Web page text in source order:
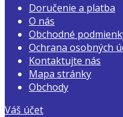
Doručenie a platba
O nás
Obchodné
Ochrana osobných
Kontaktujte nás
Mapa stránky
Obchody
Váš účet